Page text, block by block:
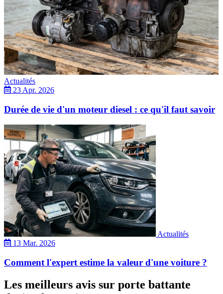
Actualités
23 Apr. 2026
Durée de vie d'un moteur diesel : ce qu'il faut savoir
Actualités
13 Mar. 2026
Comment l'expert estime la valeur d'une voiture ?
Les meilleurs avis sur porte battante